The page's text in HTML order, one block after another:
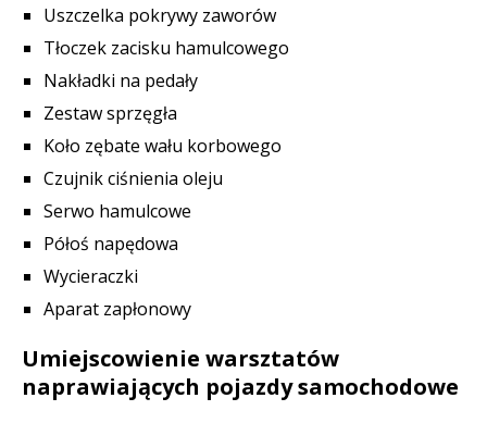
Uszczelka pokrywy zaworów
Tłoczek zacisku hamulcowego
Nakładki na pedały
Zestaw sprzęgła
Koło zębate wału korbowego
Czujnik ciśnienia oleju
Serwo hamulcowe
Półoś napędowa
Wycieraczki
Aparat zapłonowy
Umiejscowienie warsztatów
naprawiających pojazdy samochodowe